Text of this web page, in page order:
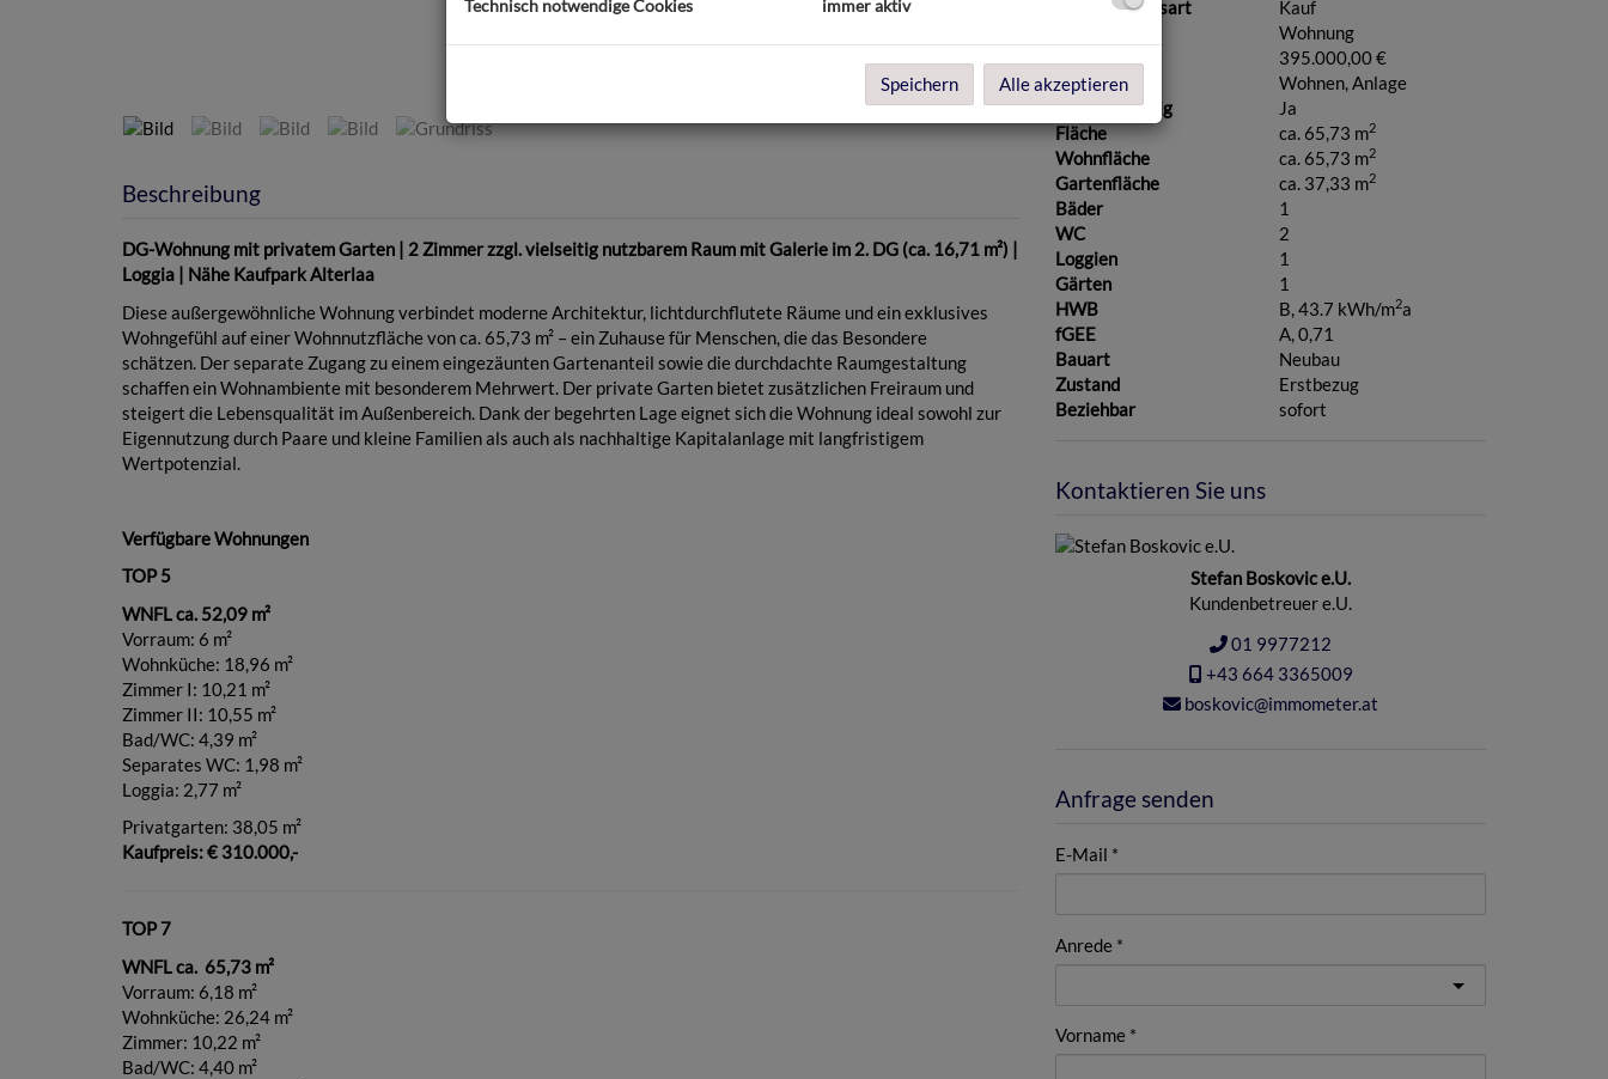
Beschreibung
DG-Wohnung mit privatem Garten | 2 Zimmer zzgl. vielseitig nutzbarem Raum mit Galerie im 2. DG (ca. 16,71 m²) |
Loggia | Nähe Kaufpark Alterlaa
Diese außergewöhnliche Wohnung verbindet moderne Architektur, lichtdurchflutete Räume und ein exklusives
Wohngefühl auf einer Wohnnutzfläche von ca. 65,73 m² – ein Zuhause für Menschen, die das Besondere
schätzen. Der separate Zugang zu einem eingezäunten Gartenanteil sowie die durchdachte Raumgestaltung
schaffen ein Wohnambiente mit besonderem Mehrwert. Der private Garten bietet zusätzlichen Freiraum und
steigert die Lebensqualität im Außenbereich. Dank der begehrten Lage eignet sich die Wohnung ideal sowohl zur
Eigennutzung durch Paare und kleine Familien als auch als nachhaltige Kapitalanlage mit langfristigem
Wertpotenzial.
Verfügbare Wohnungen
TOP 5
WNFL ca. 52,09 m²
Vorraum: 6 m²
Wohnküche: 18,96 m²
Zimmer I: 10,21 m²
Zimmer II: 10,55 m²
Bad/WC: 4,39 m²
Separates WC: 1,98 m²
Loggia: 2,77 m²
Privatgarten: 38,05 m²
Kaufpreis: € 310.000,-
TOP 7
WNFL ca. 65,73 m²
Vorraum: 6,18 m²
Wohnküche: 26,24 m²
Zimmer: 10,22 m²
Bad/WC: 4,40 m²
Vermarktungsart
Kauf
Wohnung
395.000,00 €
Nutzungsart
Wohnen Anlage
Schlüsselfertig
Ja
Fläche
ca. 65,73 m2
Wohnfläche ca. 65,73 m2
Gartenfläche ca. 37,33 m2
Bäder
1
WC
2
Loggien
1
Gärten
1
HWB
B, 43.7 kWh/m2a
fGEE
A, 0,71
Bauart
Neubau
Zustand
Erstbezug
Beziehbar
sofort
Kontaktieren Sie uns
Stefan Boskovic e.U.
Kundenbetreuer e.U.
01 9977212
+43 664 3365009
boskovic@immometer.at
Anfrage senden
E-Mail
Anrede
Vorname
Technisch notwendige Cookies immer aktiv
Speichern Alle akzeptieren